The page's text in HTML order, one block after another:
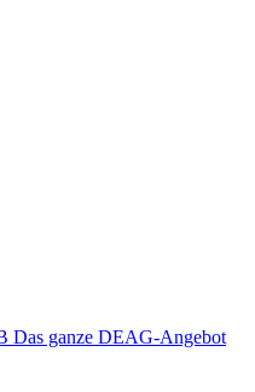
Das ganze DEAG-Angebot